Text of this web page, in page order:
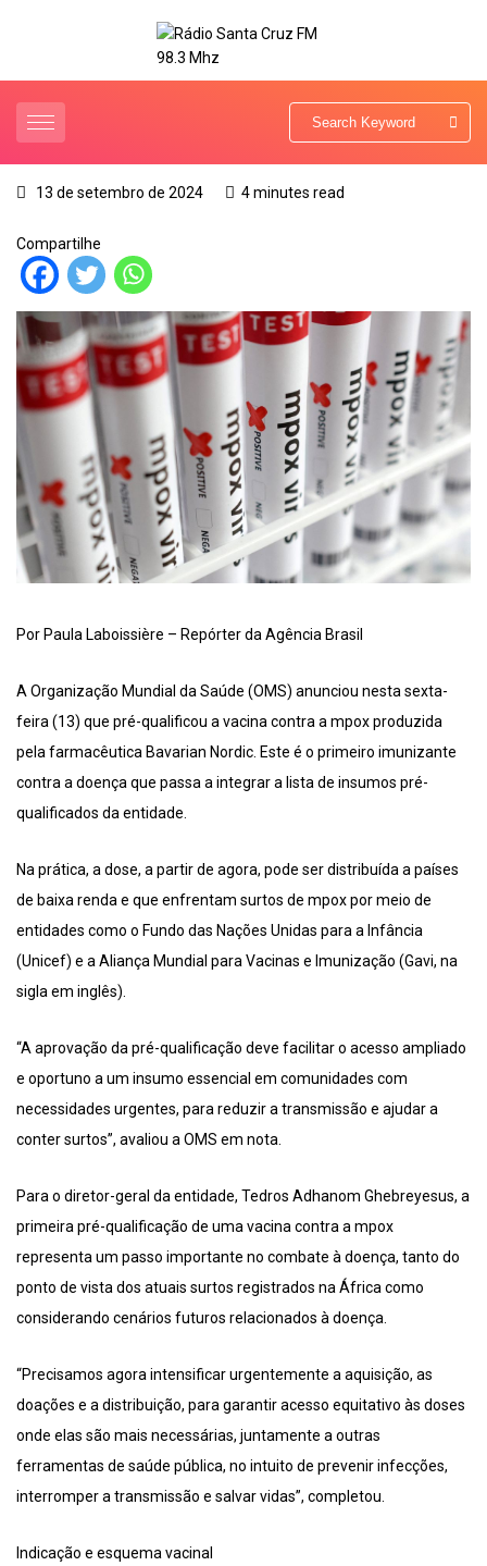
13 de setembro de 2024 4 minutes read
Compartilhe
Por Paula Laboissière – Repórter da Agência Brasil
A Organização Mundial da Saúde (OMS) anunciou nesta sexta-
feira (13) que pré-qualificou a vacina contra a mpox produzida
pela farmacêutica Bavarian Nordic. Este é o primeiro imunizante
contra a doença que passa a integrar a lista de insumos pré-
qualificados da entidade.
Na prática, a dose, a partir de agora, pode ser distribuída a países
de baixa renda e que enfrentam surtos de mpox por meio de
entidades como o Fundo das Nações Unidas para a Infância
(Unicef) e a Aliança Mundial para Vacinas e Imunização (Gavi, na
sigla em inglês).
“A aprovação da pré-qualificação deve facilitar o acesso ampliado
e oportuno a um insumo essencial em comunidades com
necessidades urgentes, para reduzir a transmissão e ajudar a
conter surtos”, avaliou a OMS em nota.
Para o diretor-geral da entidade, Tedros Adhanom Ghebreyesus, a
primeira pré-qualificação de uma vacina contra a mpox
representa um passo importante no combate à doença, tanto do
ponto de vista dos atuais surtos registrados na África como
considerando cenários futuros relacionados à doença.
“Precisamos agora intensificar urgentemente a aquisição, as
doações e a distribuição, para garantir acesso equitativo às doses
onde elas são mais necessárias, juntamente a outras
ferramentas de saúde pública, no intuito de prevenir infecções,
interromper a transmissão e salvar vidas”, completou.
Indicação e esquema vacinal